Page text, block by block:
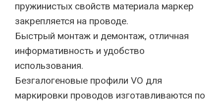
пружинистых свойств материала маркер
закрепляется на проводе.
Быстрый монтаж и демонтаж, отличная
информативность и удобство
использования.
Безгалогеновые профили VO для
маркировки проводов изготавливаются по